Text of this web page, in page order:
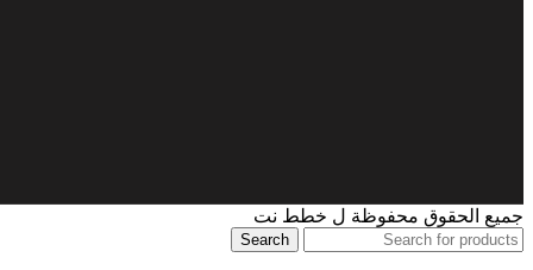
جميع الحقوق محفوظة ل خطط نت
Search